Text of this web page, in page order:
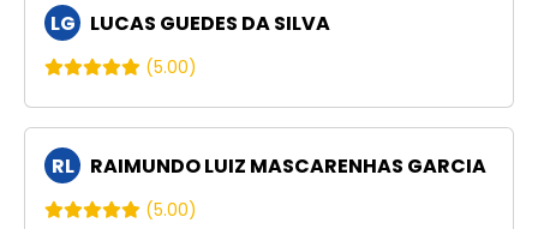
LG LUCAS GUEDES DA SILVA
(5.00)
RL RAIMUNDO LUIZ MASCARENHAS GARCIA
(5.00)